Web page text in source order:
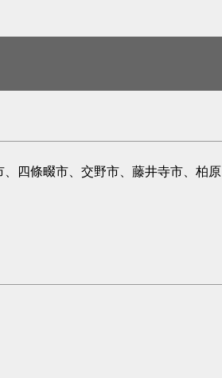
四條畷市、交野市、藤井寺市、柏原